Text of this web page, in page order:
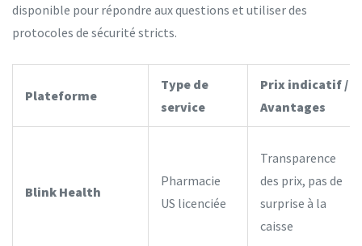
disponible pour répondre aux questions et utiliser des
protocoles de sécurité stricts.
Plateforme
Type de
service
Prix indicatif /
Avantages
Blink Health
Pharmacie
US licenciée
Transparence
des prix, pas de
surprise à la
caisse